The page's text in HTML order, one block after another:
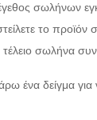
σωλήνων
το προϊόν
σωλήνα
ένα δείγμα για